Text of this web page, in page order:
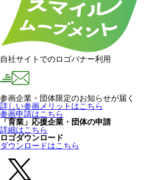
自社サイトでのロゴバナー利用
参画企業・団体限定のお知らせが届く
詳しい参画メリットはこちら
参画申請はこちら
「育業」応援企業・団体の申請
詳細はこちら
ロゴダウンロード
ダウンロードはこちら